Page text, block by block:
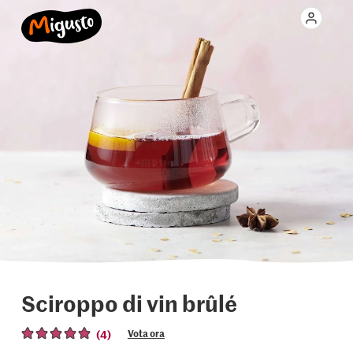
Sciroppo di vin brûlé
(4) Vota ora